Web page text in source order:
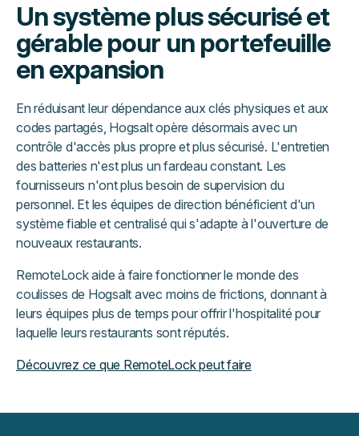
Un système plus sécurisé et
gérable pour un portefeuille
en expansion
En réduisant leur dépendance aux clés physiques et aux
codes partagés, Hogsalt opère désormais avec un
contrôle d'accès plus propre et plus sécurisé. L'entretien
des batteries n'est plus un fardeau constant. Les
fournisseurs n'ont plus besoin de supervision du
personnel. Et les équipes de direction bénéficient d'un
système fiable et centralisé qui s'adapte à l'ouverture de
nouveaux restaurants.
RemoteLock aide à faire fonctionner le monde des
coulisses de Hogsalt avec moins de frictions, donnant à
leurs équipes plus de temps pour offrir l'hospitalité pour
laquelle leurs restaurants sont réputés.
Découvrez ce que RemoteLock peut faire